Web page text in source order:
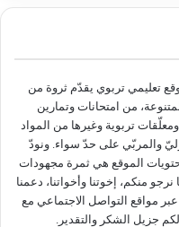
ن
تعليمي تربوي يقدّم ثروة من
من امتحانات وتمارين
تربوية وغيرها من المواد
والمربّي على حدّ سواء. ونودّ
الموقع هي ثمرة مجهودات
منكم، إخوتنا وأخواتنا، دعمنا
مواقع التواصل الاجتماعي مع
جزيل الشكر والتقدير.